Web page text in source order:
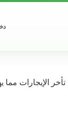
الإيجارات مما